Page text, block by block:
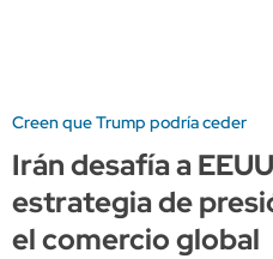
Creen que Trump podría ceder
Irán desafía a
estrategia de
el comercio global